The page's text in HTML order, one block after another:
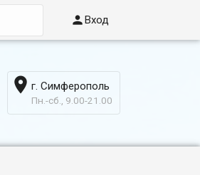
Вход
 г. Симферополь
Пн.-сб., 9.00-21.00